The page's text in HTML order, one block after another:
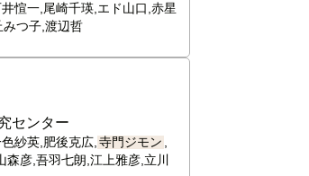
愃一,尾崎千瑛,エド山口,赤星
つ子,渡辺哲
センター
紗英,肥後克広, 寺門ジモン
彦,吾羽七朗,江上雅彦,立川